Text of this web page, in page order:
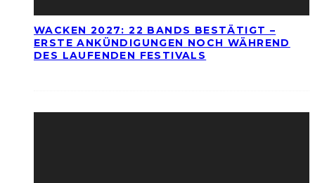
WACKEN 2027: 22 BANDS BESTÄTIGT –
ERSTE ANKÜNDIGUNGEN NOCH WÄHREND
DES LAUFENDEN FESTIVALS